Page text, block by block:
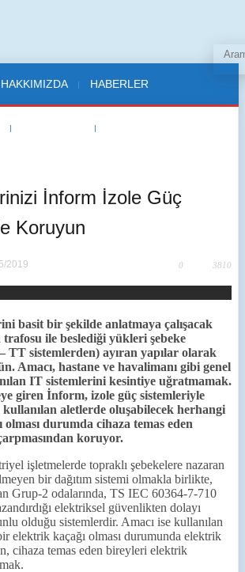
HAKKIMIZDA HABERLER
İnform İzole Güç
Koruyun
2019 0 3810
basit bir şekilde anlatmaya çalışacak
ile beslediği yükleri şebeke
TT sistemlerden) ayıran yapılar olarak
Amacı, hastane ve havalimanı gibi genel
IT sistemlerini kesintiye uğratmamak.
giren İnform, izole güç sistemleriyle
aletlerde oluşabilecek herhangi
durumda cihaza temas eden
koruyor.
işletmelerde topraklı şebekelere nazaran
bir dağıtım sistemi olmakla birlikte,
Grup-2 odalarında, TS IEC 60364-7-710
elektriksel güvenlikten dolayı
olduğu sistemlerdir. Amacı ise kullanılan
elektrik kaçağı olması durumunda elektrik
cihaza temas eden bireyleri elektrik